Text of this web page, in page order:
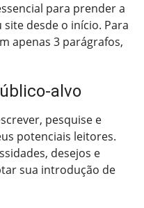
para prender a
desde o início. Para
apenas 3 parágrafos,
alvo
pesquise e
potenciais leitores.
desejos e
sua introdução de